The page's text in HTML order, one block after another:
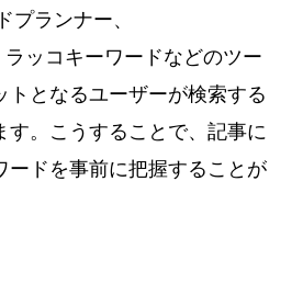
プランナー、
ッコキーワードなどのツー
トとなるユーザーが検索する
す。こうすることで、記事に
ードを事前に把握することが